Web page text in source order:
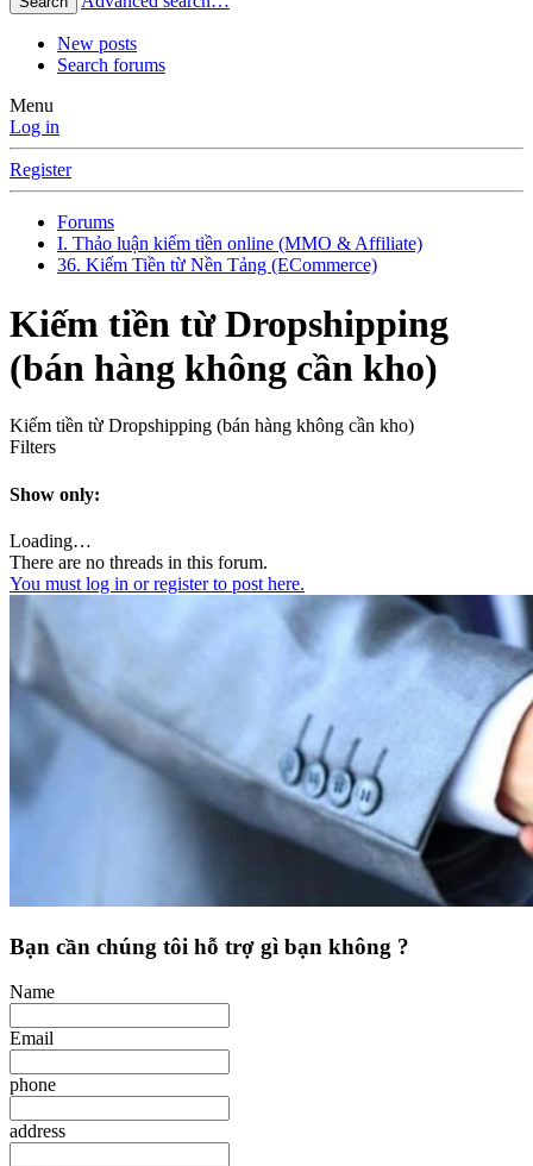
New posts
Search forums
Menu
Log in
Register
Forums
I. Thảo luận kiếm tiền online (MMO & Affiliate)
36. Kiếm Tiền từ Nền Tảng (ECommerce)
Kiếm tiền từ Dropshipping
(bán hàng không cần kho)
Kiếm tiền từ Dropshipping (bán hàng không cần kho)
Filters
Show only:
Loading…
There are no threads in this forum.
You must log in or register to post here.
Bạn cần chúng tôi hỗ trợ gì bạn không ?
Name
Email
phone
address